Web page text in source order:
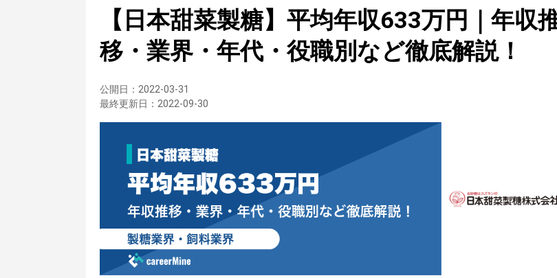
【日本甜菜製糖】平均年収633万円｜年収
移・業界・年代・役職別など徹底解説！
公開日： 2022-03-31
最終更新日： 2022-09-30